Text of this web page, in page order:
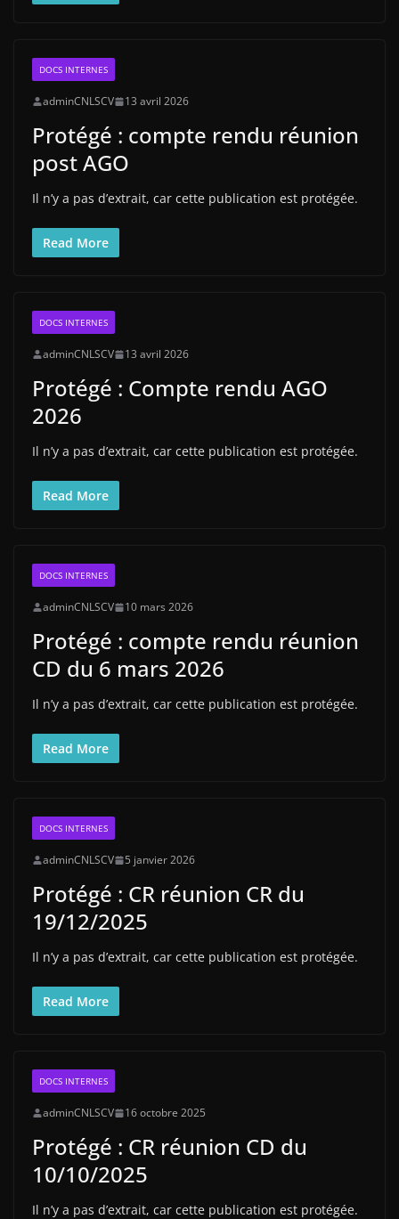
DOCS INTERNES
adminCNLSCV 13 avril 2026
Protégé : compte rendu réunion
post AGO
Il n’y a pas d’extrait, car cette publication est protégée.
Read More
DOCS INTERNES
adminCNLSCV 13 avril 2026
Protégé : Compte rendu AGO
2026
Il n’y a pas d’extrait, car cette publication est protégée.
Read More
DOCS INTERNES
adminCNLSCV 10 mars 2026
Protégé : compte rendu réunion
CD du 6 mars 2026
Il n’y a pas d’extrait, car cette publication est protégée.
Read More
DOCS INTERNES
adminCNLSCV 5 janvier 2026
Protégé : CR réunion CR du
19/12/2025
Il n’y a pas d’extrait, car cette publication est protégée.
Read More
DOCS INTERNES
adminCNLSCV 16 octobre 2025
Protégé : CR réunion CD du
10/10/2025
Il n’y a pas d’extrait, car cette publication est protégée.